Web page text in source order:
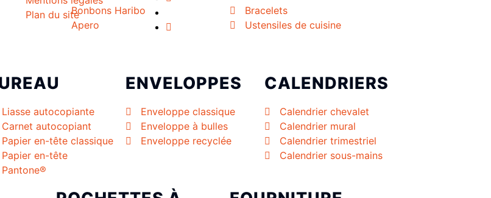
Bonbons Haribo
Apero
Bracelets
Ustensiles de cuisine
Liasse autocopiante
Carnet autocopiant
Papier en-tête classique
Papier en-tête
Pantone®
ENVELOPPES
Enveloppe classique
Enveloppe à bulles
Enveloppe recyclée
CALENDRIERS
Calendrier chevalet
Calendrier mural
Calendrier trimestriel
Calendrier sous-mains
Plan du site